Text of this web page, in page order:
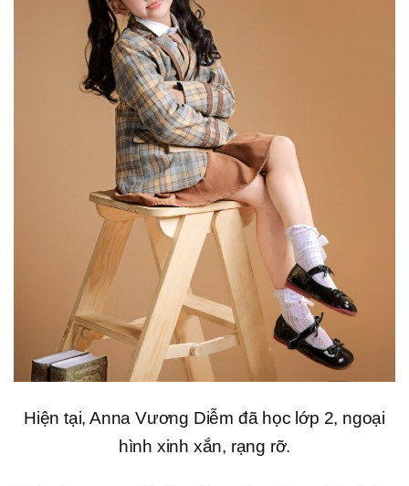
Hiện tại, Anna Vương Diễm đã học lớp 2, ngoại
hình xinh xắn, rạng rỡ.